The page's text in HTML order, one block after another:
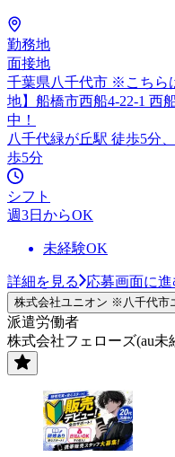
勤務地
面接地
千葉県八千代市 ※こちら
地】船橋市西船4-22-1 西
中！
八千代緑が丘駅 徒歩5分
歩5分
シフト
週3日からOK
未経験OK
詳細を見る 応募画面に進
株式会社ユニオン ※八千代市
派遣労働者
株式会社フェローズ(au未